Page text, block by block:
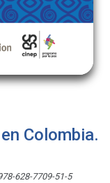
Colombia.
628-7709-51-5